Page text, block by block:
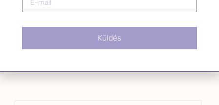
Sziasztok! Szarvas Niki vagyok, a HerbClinic alapítója,
Küldetésem a gyógynövények hatékony
Küldés